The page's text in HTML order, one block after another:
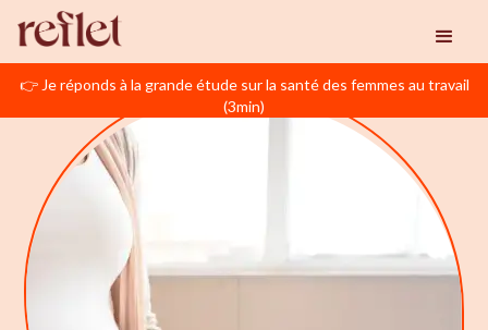
👉 Je réponds à la grande étude sur la santé des femmes au travail
(3min)